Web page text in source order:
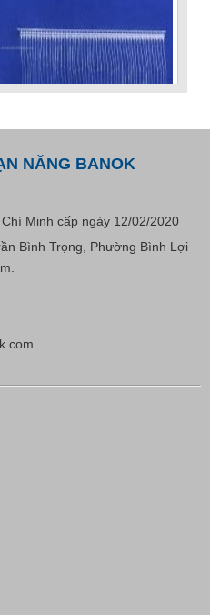
Nhãn, Ti Bắn, Đạn Vòng
hệ
NĂNG BANOK
Minh cấp ngày 12/02/2020
Bình Trọng, Phường Bình Lợi